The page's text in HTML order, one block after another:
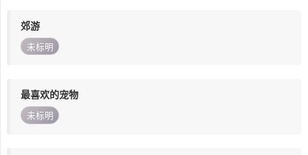
郊游
未标明
最喜欢的宠物
未标明